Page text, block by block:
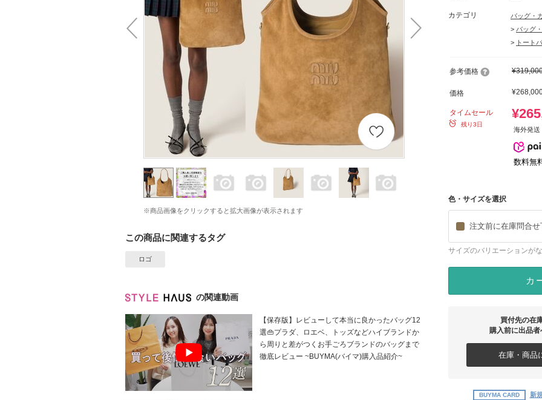
※商品画像をクリックすると拡大画像が表示されます
この商品に関連するタグ
ロゴ
の関連動画
【保存版】レビューして本当に良かったバッグ12
選👜プラダ、ロエベ、トッズなどハイブランドか
ら周りと差がつくお手ごろブランドのバッグまで
徹底レビュー ~BUYMA(バイマ)購入品紹介~
カテゴリ
バッグ・
> バッグ
> トート
参考価格
価格
タイムセール
残り3日
海外発送
数料無
色・サイズを選択
注文前に在庫問合せ
サイズのバリエーションが
カ
買付先の在
購入前に出品者
在庫・商品
BUYMA CARD 新